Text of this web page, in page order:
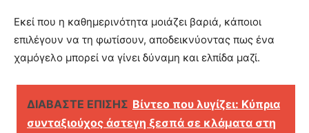
Εκεί που η καθημερινότητα μοιάζει βαριά, κάποιοι
επιλέγουν να τη φωτίσουν, αποδεικνύοντας πως ένα
χαμόγελο μπορεί να γίνει δύναμη και ελπίδα μαζί.
ΔΙΑΒΑΣΤΕ ΕΠΙΣΗΣ Βίντεο που λυγίζει: Κύπρια
συνταξιούχος άστεγη ξεσπά σε κλάματα στη